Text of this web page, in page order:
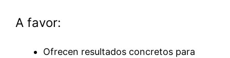
A favor:
Ofrecen resultados concretos para